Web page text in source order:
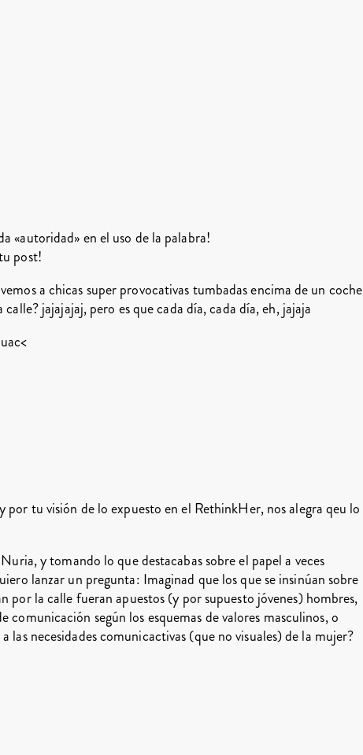
«autoridad» en el uso de la palabra!
post!
a chicas super provocativas tumbadas encima de un coche
jajajajaj, pero es que cada día, cada día, eh, jajaja
por tu visión de lo expuesto en el RethinkHer, nos alegra qeu lo
y tomando lo que destacabas sobre el papel a veces
lanzar un pregunta: Imaginad que los que se insinúan sobre
por la calle fueran apuestos (y por supuesto jóvenes) hombres,
comunicación según los esquemas de valores masculinos, o
las necesidades comunicactivas (que no visuales) de la mujer?